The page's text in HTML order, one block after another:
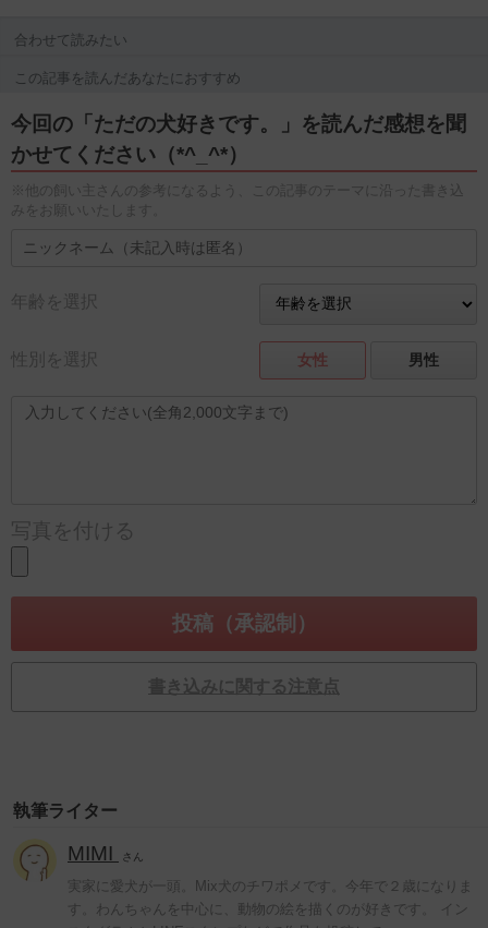
合わせて読みたい
この記事を読んだあなたにおすすめ
今回の「ただの犬好きです。」を読んだ感想を聞
かせてください（*^_^*）
※他の飼い主さんの参考になるよう、この記事のテーマに沿った書き込
みをお願いいたします。
年齢を選択
性別を選択 女性 男性
写真を付ける
書き込みに関する注意点
執筆ライター
MIMI さん
実家に愛犬が一頭。Mix犬のチワポメです。今年で２歳になりま
す。わんちゃんを中心に、動物の絵を描くのが好きです。 イン